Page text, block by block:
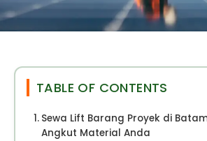
TABLE OF CONTENTS
Sewa Lift Barang Proyek di
Angkut Material Anda